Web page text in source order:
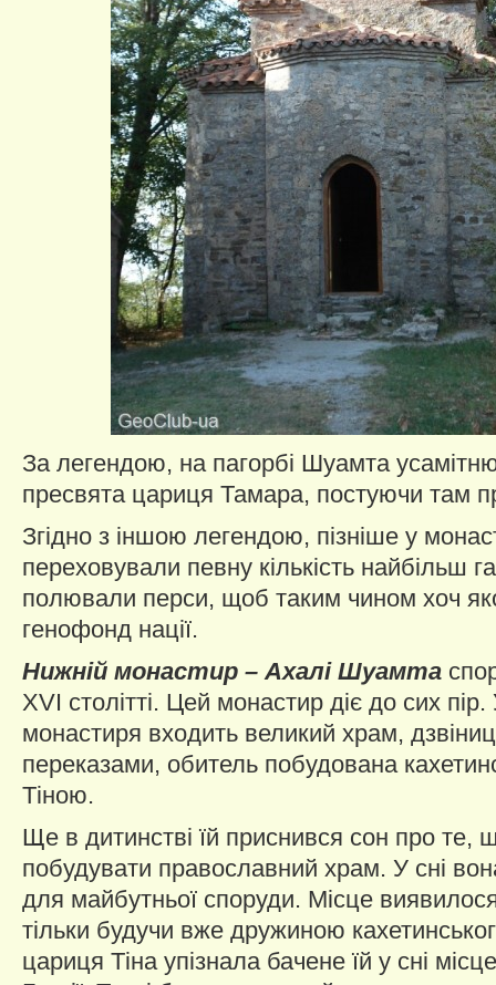
За легендою, на пагорбі Шуамта
пресвята цариця Тамара, постуючи там
Згідно з іншою легендою, пізніше у
переховували певну кількість найбільш
полювали перси, щоб таким чином хоч
генофонд нації.
Нижній монастир – Ахалі Шуамта
XVI столітті. Цей монастир діє до сих
монастиря входить великий храм,
переказами, обитель побудована
Тіною.
Ще в дитинстві їй приснився сон про те,
побудувати православний храм. У сні
для майбутньої споруди. Місце
тільки будучи вже дружиною
цариця Тіна упізнала бачене їй у сні